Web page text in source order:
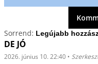
Sorrend:
DE JÓ
2026. június 10. 22:40 •